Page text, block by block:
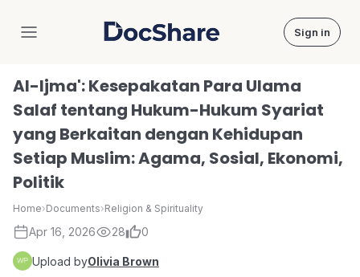
DocShare Sign in
Al-Ijma': Kesepakatan Para Ulama
Salaf tentang Hukum-Hukum Syariat
yang Berkaitan dengan Kehidupan
Setiap Muslim: Agama, Sosial, Ekonomi,
Politik
Home›Documents›Religion & Spirituality
Apr 16, 2026 28 0
Upload byOlivia Brown